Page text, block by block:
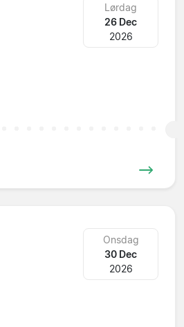
Lørdag
26 Dec
2026
Onsdag
30 Dec
2026